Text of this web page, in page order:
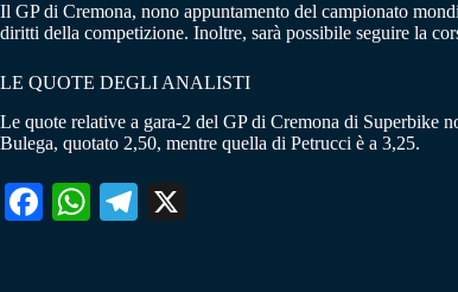
Il GP di Cremona, nono appuntamento del campionato
diritti della competizione. Inoltre, sarà possibile seguire la
LE QUOTE DEGLI ANALISTI
Le quote relative a gara-2 del GP di Cremona di Superbike
Bulega, quotato 2,50, mentre quella di Petrucci è a 3,25.
Fa W
Te